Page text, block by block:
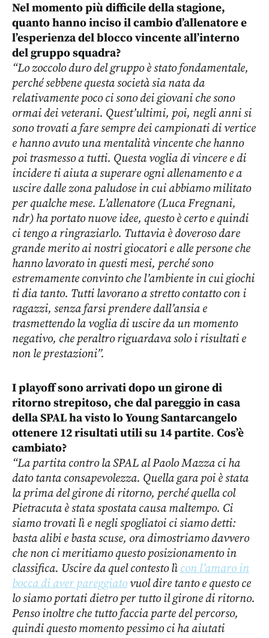
Nel momento più difficile della stagione,
quanto hanno inciso il cambio d’allenatore e
l’esperienza del blocco vincente all’interno
del gruppo squadra?
“Lo zoccolo duro del gruppo è stato fondamentale,
perché sebbene questa società sia nata da
relativamente poco ci sono dei giovani che sono
ormai dei veterani. Quest’ultimi, poi, negli anni si
sono trovati a fare sempre dei campionati di vertice
e hanno avuto una mentalità vincente che hanno
poi trasmesso a tutti. Questa voglia di vincere e di
incidere ti aiuta a superare ogni allenamento e a
uscire dalle zona paludose in cui abbiamo militato
per qualche mese. L’allenatore (Luca Fregnani,
ndr) ha portato nuove idee, questo è certo e quindi
ci tengo a ringraziarlo. Tuttavia è doveroso dare
grande merito ai nostri giocatori e alle persone che
hanno lavorato in questi mesi, perché sono
estremamente convinto che l’ambiente in cui giochi
ti dia tanto. Tutti lavorano a stretto contatto con i
ragazzi, senza farsi prendere dall’ansia e
trasmettendo la voglia di uscire da un momento
negativo, che peraltro riguardava solo i risultati e
non le prestazioni”.
I playoff sono arrivati dopo un girone di
ritorno strepitoso, che dal pareggio in casa
della SPAL ha visto lo Young Santarcangelo
ottenere 12 risultati utili su 14 partite. Cos’è
cambiato?
“La partita contro la SPAL al Paolo Mazza ci ha
dato tanta consapevolezza. Quella gara poi è stata
la prima del girone di ritorno, perché quella col
Pietracuta è stata spostata causa maltempo. Ci
siamo trovati lì e negli spogliatoi ci siamo detti:
basta alibi e basta scuse, ora dimostriamo davvero
che non ci meritiamo questo posizionamento in
classifica. Uscire da quel contesto lì con l’amaro in
bocca di aver pareggiatovuol dire tanto e questo ce
lo siamo portati dietro per tutto il girone di ritorno.
Penso inoltre che tutto faccia parte del percorso,
quindi questo momento pessimo ci ha aiutati